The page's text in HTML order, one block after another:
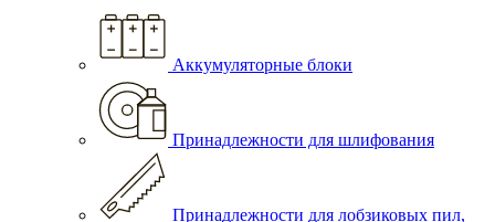
Аккумуляторные блоки
Принадлежности для шлифования
Принадлежности для лобзиковых пил,